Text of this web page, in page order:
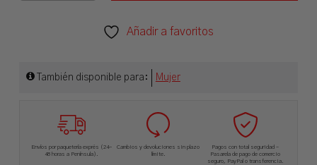
Añadir a favoritos
También disponible para: Mujer
Envíos por paquetería exprés (24-
48 horas a Península).
Cambios y devoluciones sin plazo
límite.
Pagos con total seguridad –
Pasarela de pago de comercio
seguro, PayPal o transferencia.